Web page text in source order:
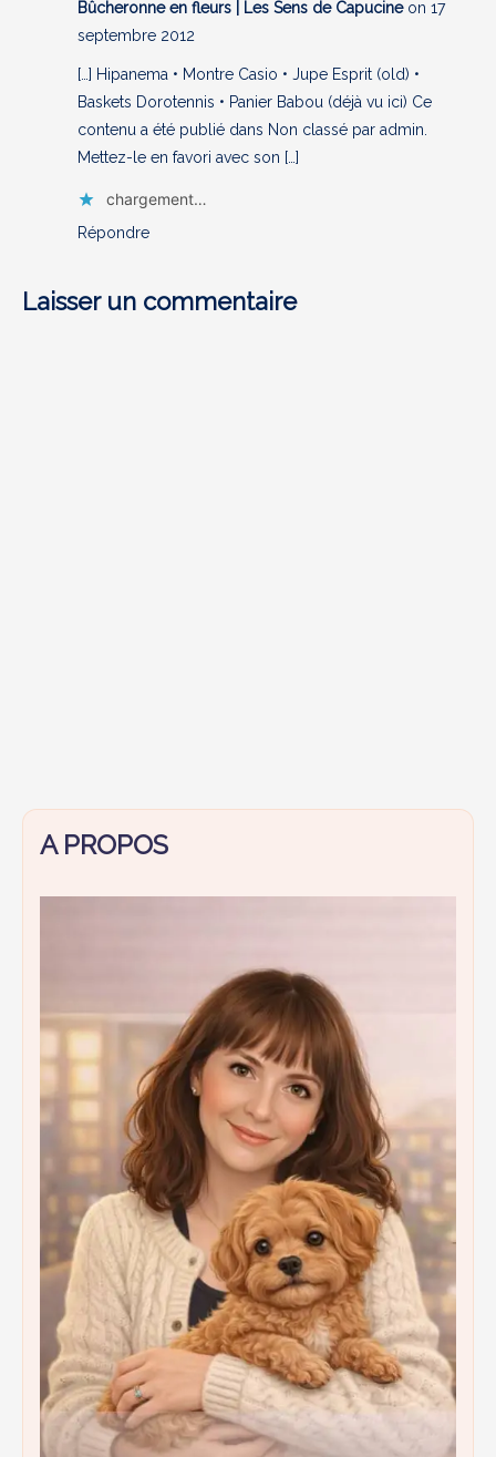
Bûcheronne en fleurs | Les Sens de Capucine on 17
septembre 2012
[…] Hipanema • Montre Casio • Jupe Esprit (old) •
Baskets Dorotennis • Panier Babou (déjà vu ici) Ce
contenu a été publié dans Non classé par admin.
Mettez-le en favori avec son […]
chargement…
Répondre
Laisser un commentaire
A PROPOS